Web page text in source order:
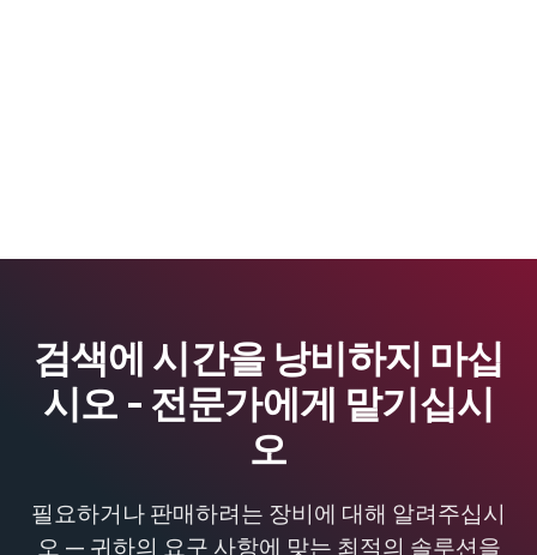
검색에 시간을 낭비하지 마십
시오 - 전문가에게 맡기십시
오
필요하거나 판매하려는 장비에 대해 알려주십시
오 — 귀하의 요구 사항에 맞는 최적의 솔루션을